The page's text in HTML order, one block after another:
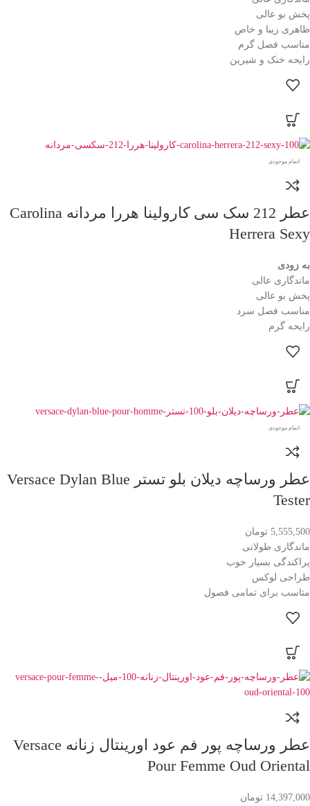
پخش بو عالی
ظاهری زیبا و خاص
مناسب فصل گرم
رایحه خنک و شیرین
اتمام موجودی
عطر 212 سک سی کارولینا هررا مردانه Carolina
Herrera Sexy
به زودی
ماندگاری عالی
پخش بو عالی
مناسب فصل سرد
رایحه گرم
اتمام موجودی
عطر ورساچه دیلان بلو تستر Versace Dylan Blue
Tester
5,555,500 تومان
ماندگاری طولانی
پراکندگی بسیار خوب
طراحی لوکس
متاسب برای تمامی فصول
عطر ورساچه پور فم عود اورینتال زنانه Versace
Pour Femme Oud Oriental
14,397,000 تومان